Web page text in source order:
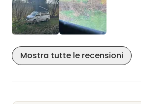
un giardino stupendo e anche per
cagnolina, è stata un'esperienza
siamo sentiti davvero i benvenuti
vivamente.
Mostra tutte le recensioni